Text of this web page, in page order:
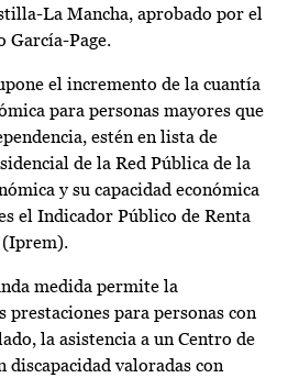
La Mancha, aprobado por el
García-Page.
el incremento de la cuantía
para personas mayores que
estén en lista de
de la Red Pública de la
y su capacidad económica
el Indicador Público de Renta
(Iprem).
medida permite la
para personas con
la asistencia a un Centro de
discapacidad valoradas con